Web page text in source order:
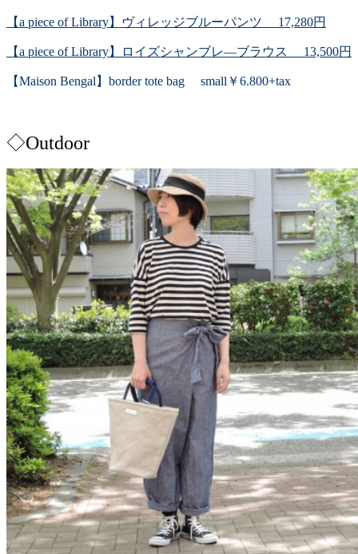
【a piece of Library】ヴィレッジブルーパンツ 17,280円
【a piece of Library】ロイズシャンブレ―ブラウス 13,500円
【Maison Bengal】border tote bag small￥6.800+tax
◇Outdoor